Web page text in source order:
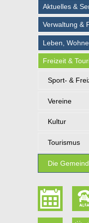
Aktuelles &
Verwaltung &
Leben,
Freizeit &
Sport- &
Vereine
Kultur
Tourismus
Die